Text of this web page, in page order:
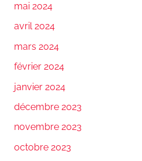
mai 2024
avril 2024
mars 2024
février 2024
janvier 2024
décembre 2023
novembre 2023
octobre 2023